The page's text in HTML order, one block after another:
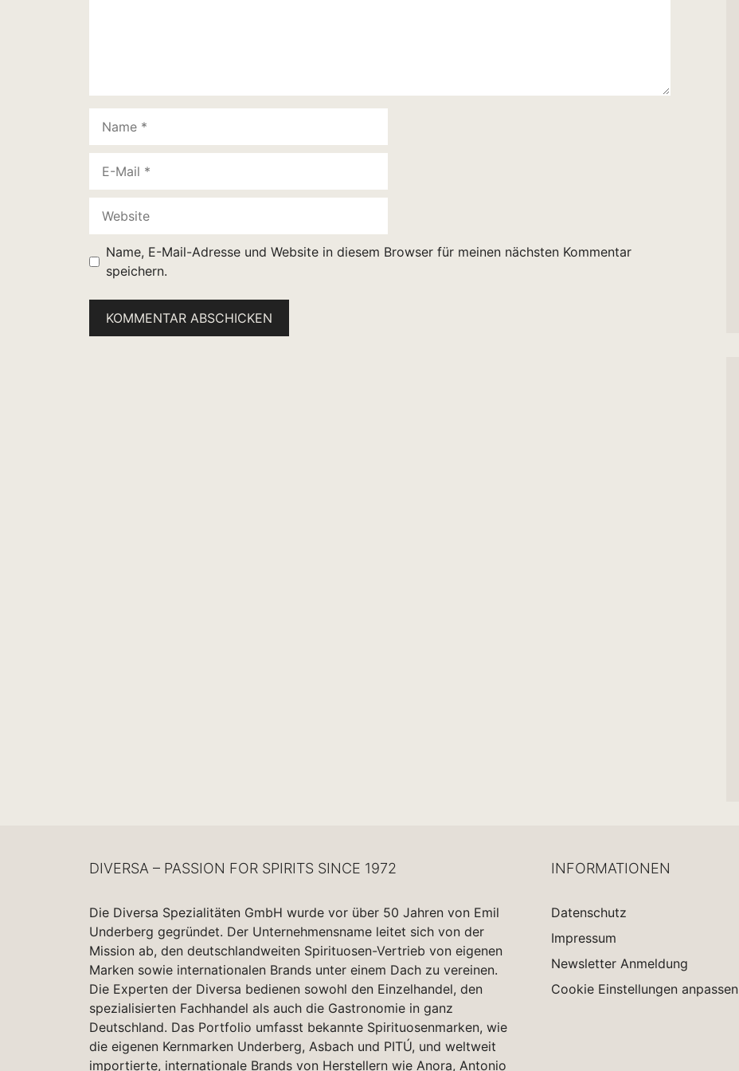
Mail
Name, E-Mail-Adresse und Website in diesem Browser für meinen nächsten Kommentar
speichern.
DIVERSA – PASSION FOR SPIRITS SINCE 1972
Die Diversa Spezialitäten GmbH wurde vor über 50 Jahren von Emil
Underberg gegründet. Der Unternehmensname leitet sich von der
Mission ab, den deutschlandweiten Spirituosen-Vertrieb von eigenen
Marken sowie internationalen Brands unter einem Dach zu vereinen.
Die Experten der Diversa bedienen sowohl den Einzelhandel, den
spezialisierten Fachhandel als auch die Gastronomie in ganz
Deutschland. Das Portfolio umfasst bekannte Spirituosenmarken, wie
die eigenen Kernmarken Underberg, Asbach und PITÚ, und weltweit
importierte, internationale Brands von Herstellern wie Anora, Antonio
INFORMATIONEN
Datenschutz
Impressum
Newsletter Anmeldung
Cookie Einstellungen anpassen